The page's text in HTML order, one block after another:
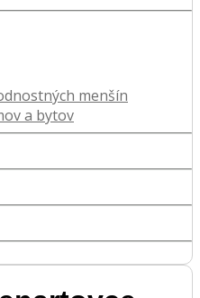
menšín
a bytov